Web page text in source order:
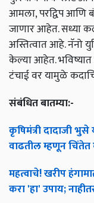
आमला, परद्विप आणि
जाणार आहेत. सध्या
अस्तित्वात आहे. नॅनो
केल्या आहेत.
टंचाई वर यामुळे
संबंधित बातम्या:-
कृषिमंत्री दादाजी
वाढतील म्हणून चिंतेत
महत्वाचे! खरीप
करा 'हा' उपाय;